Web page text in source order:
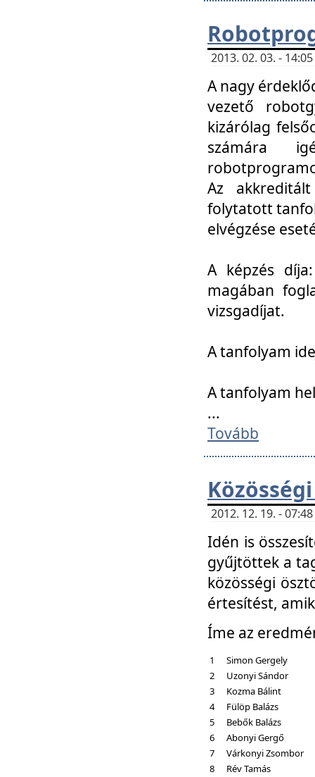
2013. 02. 03. -
A nagy
vezető
kizárólag
számára
Az
folytatott
elvégzése
A képzés
magában
vizsgadíjat.
A tanfolyam
A tanfolyam
...
Tovább
2012. 12. 19. -
Idén is
gyűjtöttek a
közösségi
értesítést,
Íme az
1
Simon Gergely
2
Uzonyi Sándor
3
Kozma Bálint
4
Fülöp Balázs
5
Bebők Balázs
6
Abonyi Gergő
7
Várkonyi Zsombor
8
Rév Tamás